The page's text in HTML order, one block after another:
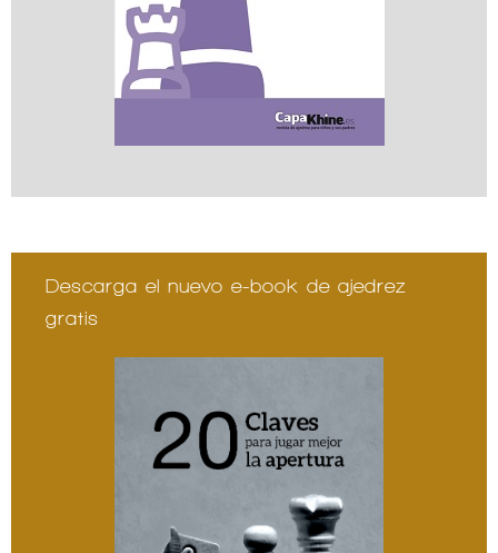
Descarga el nuevo e-book de ajedrez
gratis